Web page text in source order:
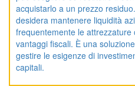
acquistarlo a un prezzo
desidera mantenere liquidità
frequentemente le
vantaggi fiscali. È una
gestire le esigenze di
capitali.